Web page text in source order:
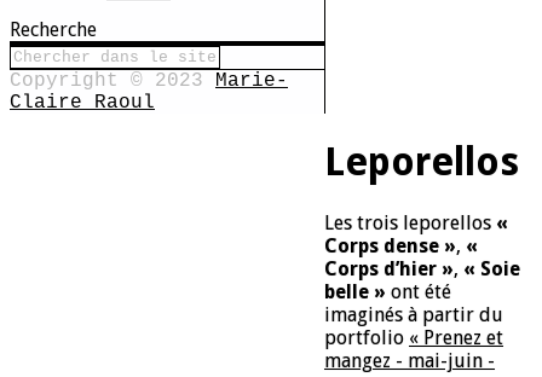
Recherche
Copyright © 2023 Marie-
Claire Raoul
Leporellos
Les trois leporellos «
Corps dense », «
Corps d’hier », « Soie
belle » ont été
imaginés à partir du
portfolio « Prenez et
mangez - mai-juin -